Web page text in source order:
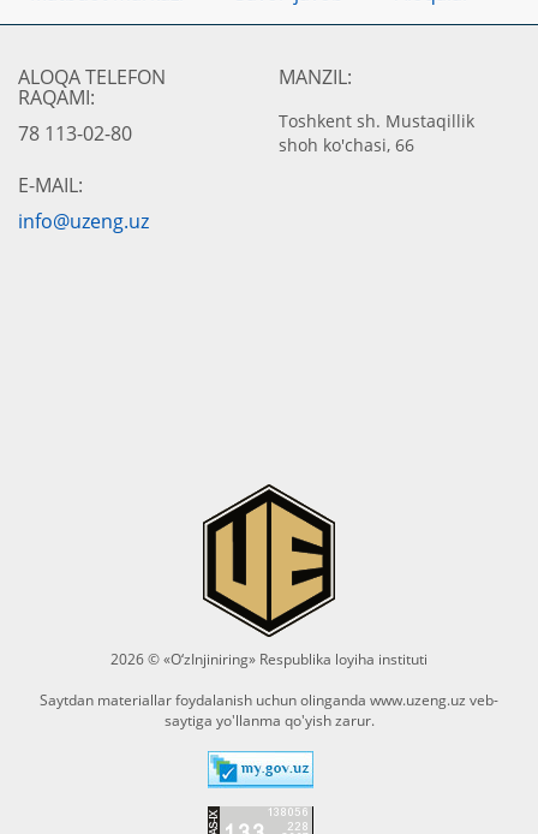
ALOQA TELEFON
RAQAMI:
78 113-02-80
MANZIL:
Toshkent sh. Mustaqillik
shoh ko'chasi, 66
E-MAIL:
info@uzeng.uz
2026 © «O‘zInjiniring» Respublika loyiha instituti
Saytdan materiallar foydalanish uchun olinganda www.uzeng.uz veb-
saytiga yo'llanma qo'yish zarur.